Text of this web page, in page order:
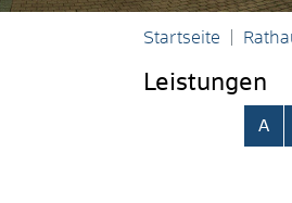
Startseite
Leistungen
A